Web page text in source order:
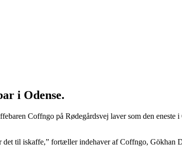
i Odense.
Coffngo på Rødegårdsvej laver som den eneste
det til iskaffe,” fortæller indehaver af Coffngo, Gökhan